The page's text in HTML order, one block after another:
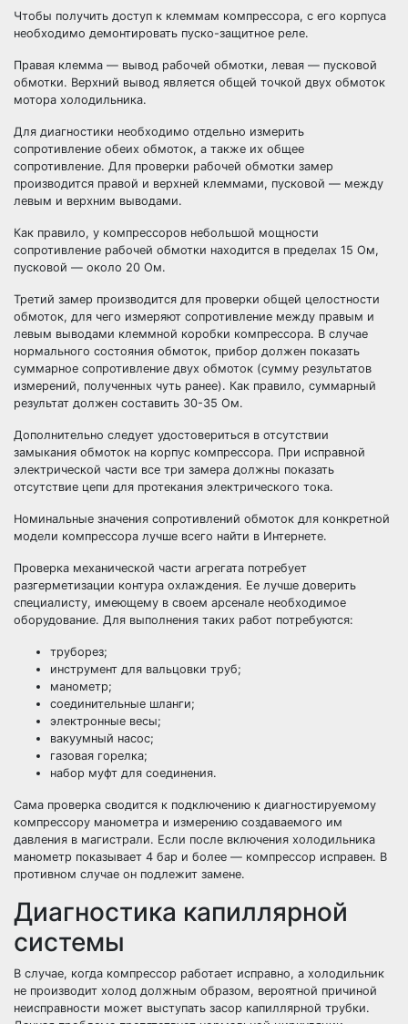
Чтобы получить доступ к клеммам компрессора, с его корпуса
необходимо демонтировать пуско-защитное реле.
Правая клемма — вывод рабочей обмотки, левая — пусковой
обмотки. Верхний вывод является общей точкой двух обмоток
мотора холодильника.
Для диагностики необходимо отдельно измерить
сопротивление обеих обмоток, а также их общее
сопротивление. Для проверки рабочей обмотки замер
производится правой и верхней клеммами, пусковой — между
левым и верхним выводами.
Как правило, у компрессоров небольшой мощности
сопротивление рабочей обмотки находится в пределах 15 Ом,
пусковой — около 20 Ом.
Третий замер производится для проверки общей целостности
обмоток, для чего измеряют сопротивление между правым и
левым выводами клеммной коробки компрессора. В случае
нормального состояния обмоток, прибор должен показать
суммарное сопротивление двух обмоток (сумму результатов
измерений, полученных чуть ранее). Как правило, суммарный
результат должен составить 30-35 Ом.
Дополнительно следует удостовериться в отсутствии
замыкания обмоток на корпус компрессора. При исправной
электрической части все три замера должны показать
отсутствие цепи для протекания электрического тока.
Номинальные значения сопротивлений обмоток для конкретной
модели компрессора лучше всего найти в Интернете.
Проверка механической части агрегата потребует
разгерметизации контура охлаждения. Ее лучше доверить
специалисту, имеющему в своем арсенале необходимое
оборудование. Для выполнения таких работ потребуются:
труборез;
инструмент для вальцовки труб;
манометр;
соединительные шланги;
электронные весы;
вакуумный насос;
газовая горелка;
набор муфт для соединения.
Сама проверка сводится к подключению к диагностируемому
компрессору манометра и измерению создаваемого им
давления в магистрали. Если после включения холодильника
манометр показывает 4 бар и более — компрессор исправен. В
противном случае он подлежит замене.
Диагностика капиллярной
системы
В случае, когда компрессор работает исправно, а холодильник
не производит холод должным образом, вероятной причиной
неисправности может выступать засор капиллярной трубки.